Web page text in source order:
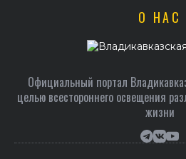
О НАС
Официальный портал
целью всестороннего освещения
жизни